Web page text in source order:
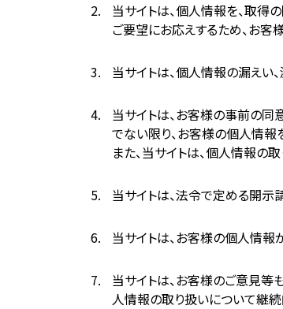
当サイトは、個人情報を、取得
ご要望にお応えするため、お
当サイトは、個人情報の漏えい
当サイトは、お客様の事前の
でない限り、お客様の個人情報
また、当サイトは、個人情報
当サイトは、法令で定める開示
当サイトは、お客様の個人情報
当サイトは、お客様のご意見等
人情報の取り扱いについて継